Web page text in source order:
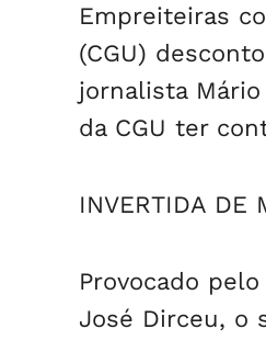
Empreiteiras
(CGU)
jornalista
da CGU ter
INVERTIDA DE
Provocado
José Dirceu, o